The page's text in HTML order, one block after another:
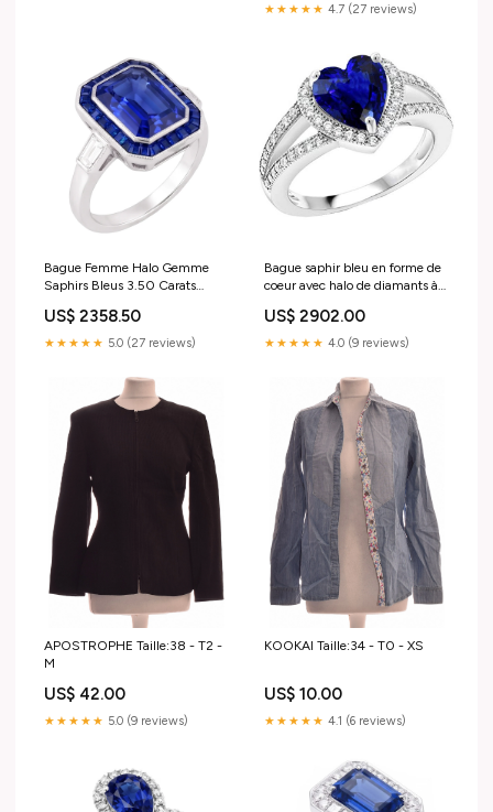
★★★★★ 4.7 (27 reviews)
Bague Femme Halo Gemme
Saphirs Bleus 3.50 Carats
verte
US$ 2358.50
★★★★★ 5.0 (27 reviews)
Bague saphir bleu en forme de
coeur avec halo de diamants à
diamant cartier
US$ 2902.00
★★★★★ 4.0 (9 reviews)
APOSTROPHE Taille:38 - T2 -
M
US$ 42.00
★★★★★ 5.0 (9 reviews)
KOOKAI Taille:34 - T0 - XS
US$ 10.00
★★★★★ 4.1 (6 reviews)